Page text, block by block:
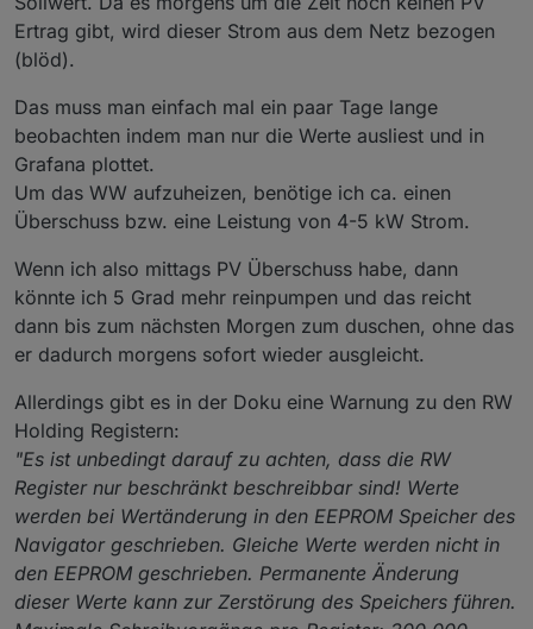
1074	Wärmemenge Solar
1076	Wärmemenge
1082	Wärmemenge
1084	Wärmemenge Solar
1086	Summe
1088	Betriebsstundenzähler
1500	Aktuelle
1501	Betriebsart
1502	Status
1503	Status Heizkreis A
1504	Status
1505	Status
1506	Status
1507	Status
1508	Status
1510	Status
1511	Status
1512	Status
1513	Status Ladepumpe
1515	Status
1516	Status ISC
1517	Status ISC
1518	Anzahl laufende
1519	Anzahl laufende
Ertrag gibt, wird dieser Strom aus dem Netz bezogen
(blöd).
Das muss man einfach mal ein paar Tage lange
beobachten indem man nur die Werte ausliest und in
Grafana plottet.
Um das WW aufzuheizen, benötige ich ca. einen
Überschuss bzw. eine Leistung von 4-5 kW Strom.
Wenn ich also mittags PV Überschuss habe, dann
könnte ich 5 Grad mehr reinpumpen und das reicht
dann bis zum nächsten Morgen zum duschen, ohne das
er dadurch morgens sofort wieder ausgleicht.
Allerdings gibt es in der Doku eine Warnung zu den RW
Holding Registern:
"Es ist unbedingt darauf zu achten, dass die RW
Register nur beschränkt beschreibbar sind! Werte
werden bei Wertänderung in den EEPROM Speicher des
Navigator geschrieben. Gleiche Werte werden nicht in
den EEPROM geschrieben. Permanente Änderung
dieser Werte kann zur Zerstörung des Speichers führen.